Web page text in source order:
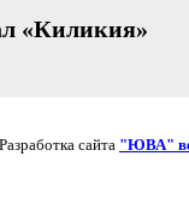
«Киликия»
сайта "ЮВА"